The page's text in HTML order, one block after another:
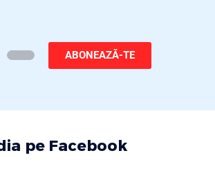
ABONEAZĂ-TE
pe Facebook